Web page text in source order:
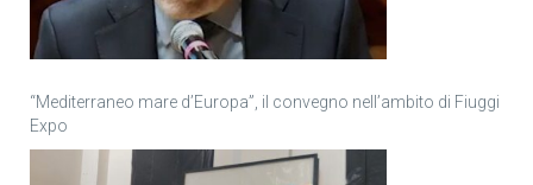
“Mediterraneo mare d’Europa”, il convegno nell’ambito di Fiuggi
Expo